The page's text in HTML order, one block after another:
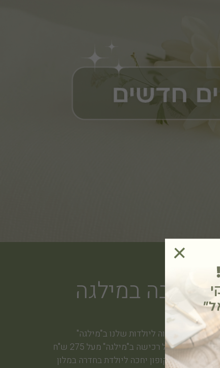
הטבה במילגה
הטבה שווה ליולדות שלנו ב"מילגה"
50 ש"ח מתנה על רכישה ב"מילגה" מעל 275 ש"ח
שובר עם קוד קופון יחכה ליולדת בחדרה במלון
+